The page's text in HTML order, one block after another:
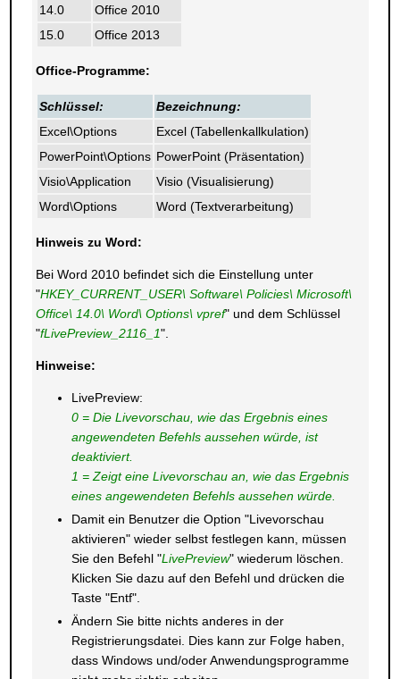
14.0
Office 2010
15.0
Office 2013
Office-Programme:
Schlüssel:
Bezeichnung:
Excel\Options
Excel (Tabellenkallkulation)
PowerPoint\Options PowerPoint (Präsentation)
Visio\Application
Visio (Visualisierung)
Word\Options
Word (Textverarbeitung)
Hinweis zu Word:
Bei Word 2010 befindet sich die Einstellung unter
"HKEY_CURRENT_USER\ Software\ Policies\ Microsoft\
Office\ 14.0\ Word\ Options\ vpref" und dem Schlüssel
"fLivePreview_2116_1".
Hinweise:
LivePreview:
0 = Die Livevorschau, wie das Ergebnis eines
angewendeten Befehls aussehen würde, ist
deaktiviert.
1 = Zeigt eine Livevorschau an, wie das Ergebnis
eines angewendeten Befehls aussehen würde.
Damit ein Benutzer die Option "Livevorschau
aktivieren" wieder selbst festlegen kann, müssen
Sie den Befehl "LivePreview" wiederum löschen.
Klicken Sie dazu auf den Befehl und drücken die
Taste "Entf".
Ändern Sie bitte nichts anderes in der
Registrierungsdatei. Dies kann zur Folge haben,
dass Windows und/oder Anwendungsprogramme